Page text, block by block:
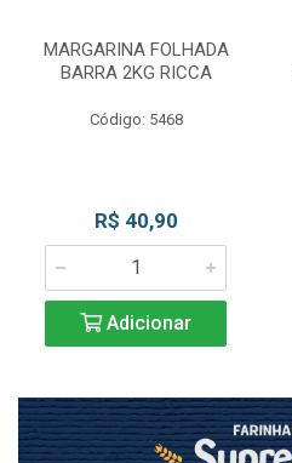
MARGARINA FOLHADA
BARRA 2KG RICCA
Código: 5468
R$ 40,90
Adicionar